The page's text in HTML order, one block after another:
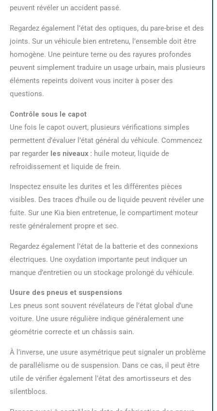
peuvent révéler un accident passé.
Regardez également l’état des optiques, du pare-brise et des
joints. Sur un véhicule bien entretenu, l’ensemble doit être
homogène. Une peinture terne ou des rayures profondes
peuvent simplement traduire un usage urbain, mais plusieurs
éléments repeints doivent vous inciter à poser des
questions.
Contrôle sous le capot
Une fois le capot ouvert, plusieurs vérifications simples
permettent d’évaluer l’état général du véhicule. Commencez
par regarder les niveaux : huile moteur, liquide de
refroidissement et liquide de frein.
Inspectez ensuite les durites et les différentes pièces
visibles. Des traces d’huile ou de liquide peuvent révéler une
fuite. Sur une Kia bien entretenue, le compartiment moteur
reste généralement propre et sec.
Regardez également l’état de la batterie et des connexions
électriques. Une oxydation importante peut indiquer un
manque d’entretien ou un stockage prolongé du véhicule.
Usure des pneus et suspensions
Les pneus sont souvent révélateurs de l’état global d’une
voiture. Une usure régulière indique généralement une
géométrie correcte et un châssis sain.
À l’inverse, une usure asymétrique peut signaler un problème
de parallélisme ou de suspension. Dans ce cas, il peut être
utile de vérifier également l’état des amortisseurs et des
silentblocs.